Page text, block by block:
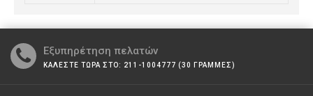
Εξυπηρέτηση πελατών
ΚΑΛΕΣΤΕ ΤΩΡΑ ΣΤΟ: 211-1004777 (30 ΓΡΑΜΜΕΣ)